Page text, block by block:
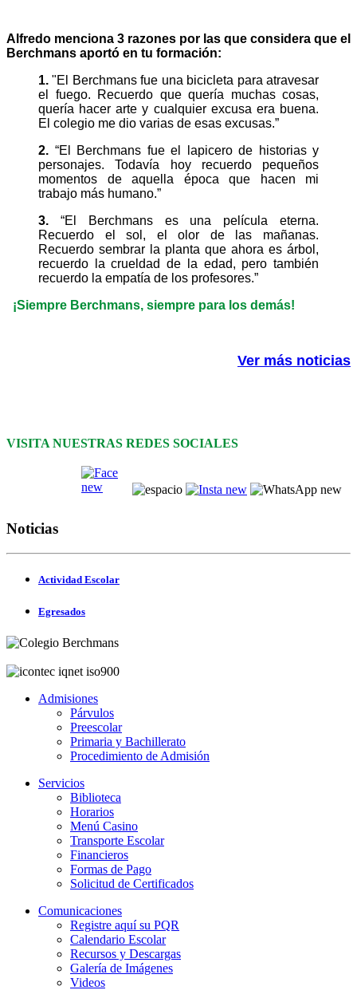
Alfredo menciona 3 razones por las que considera que el
Berchmans aportó en tu formación:
1."El Berchmans fue una bicicleta para atravesar
el fuego. Recuerdo que quería muchas cosas,
quería hacer arte y cualquier excusa era buena.
El colegio me dio varias de esas excusas.”
2. “El Berchmans fue el lapicero de historias y
personajes. Todavía hoy recuerdo pequeños
momentos de aquella época que hacen mi
trabajo más humano.”
3. “El Berchmans es una película eterna.
Recuerdo el sol, el olor de las mañanas.
Recuerdo sembrar la planta que ahora es árbol,
recuerdo la crueldad de la edad, pero también
recuerdo la empatía de los profesores.”
¡Siempre Berchmans, siempre para los demás!
Ver más noticias
VISITA NUESTRAS REDES SOCIALES
Noticias
Actividad Escolar
Egresados
Admisiones
Párvulos
Preescolar
Primaria y Bachillerato
Procedimiento de Admisión
Servicios
Biblioteca
Horarios
Menú Casino
Transporte Escolar
Financieros
Formas de Pago
Solicitud de Certificados
Comunicaciones
Registre aquí su PQR
Calendario Escolar
Recursos y Descargas
Galería de Imágenes
Videos